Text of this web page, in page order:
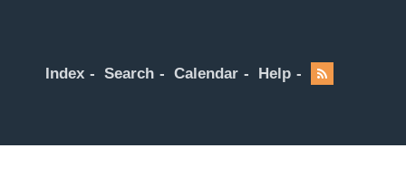
Index Search Calendar Help